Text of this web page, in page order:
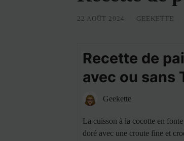
22 AOÛT 2024 GEEKETTE
Recette de
avec ou sans
Geekette
La cuisson à la cocotte en
doré avec une croute fine et